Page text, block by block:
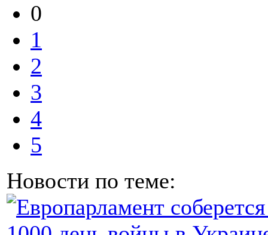
0
1
2
3
4
5
Новости по теме: